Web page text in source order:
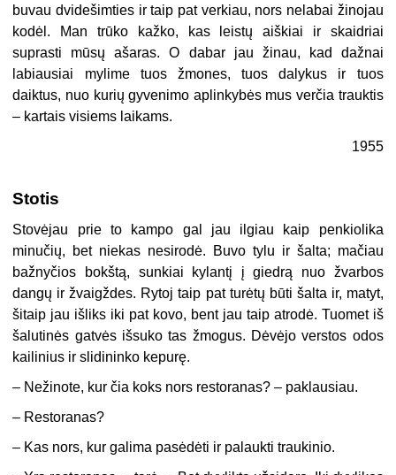
buvau dvidešimties ir taip pat verkiau, nors nelabai žinojau
kodėl. Man trūko kažko, kas leistų aiškiai ir skaidriai
suprasti mūsų ašaras. O dabar jau žinau, kad dažnai
labiausiai mylime tuos žmones, tuos dalykus ir tuos
daiktus, nuo kurių gyvenimo aplinkybės mus verčia trauktis
– kartais visiems laikams.
1955
Stotis
Stovėjau prie to kampo gal jau ilgiau kaip penkiolika
minučių, bet niekas nesirodė. Buvo tylu ir šalta; mačiau
bažnyčios bokštą, sunkiai kylantį į giedrą nuo žvarbos
dangų ir žvaigždes. Rytoj taip pat turėtų būti šalta ir, matyt,
šitaip jau išliks iki pat kovo, bent jau taip atrodė. Tuomet iš
šalutinės gatvės išsuko tas žmogus. Dėvėjo verstos odos
kailinius ir slidininko kepurę.
– Nežinote, kur čia koks nors restoranas? – paklausiau.
– Restoranas?
– Kas nors, kur galima pasėdėti ir palaukti traukinio.